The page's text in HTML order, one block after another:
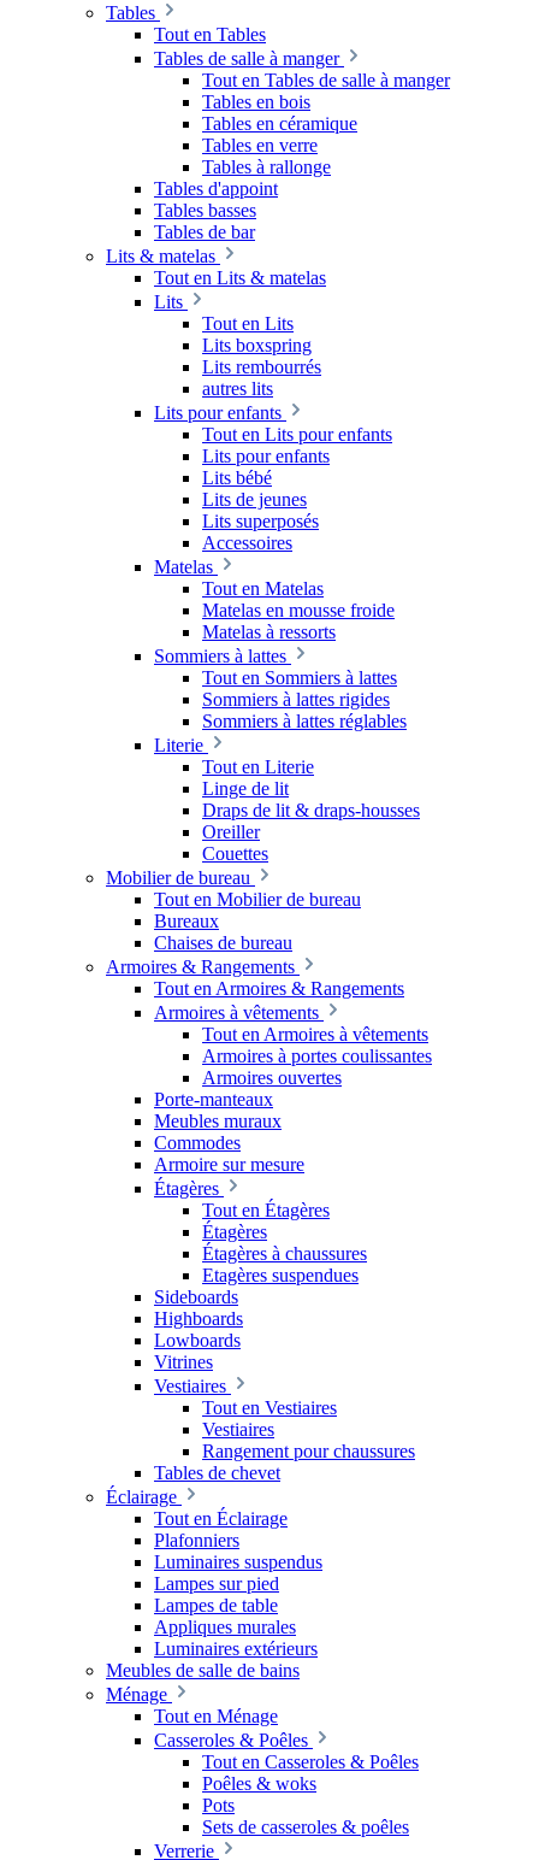
Tables
Tout en Tables
Tables de salle à manger
Tout en Tables de salle à manger
Tables en bois
Tables en céramique
Tables en verre
Tables à rallonge
Tables d'appoint
Tables basses
Tables de bar
Lits & matelas
Tout en Lits & matelas
Lits
Tout en Lits
Lits boxspring
Lits rembourrés
autres lits
Lits pour enfants
Tout en Lits pour enfants
Lits pour enfants
Lits bébé
Lits de jeunes
Lits superposés
Accessoires
Matelas
Tout en Matelas
Matelas en mousse froide
Matelas à ressorts
Sommiers à lattes
Tout en Sommiers à lattes
Sommiers à lattes rigides
Sommiers à lattes réglables
Literie
Tout en Literie
Linge de lit
Draps de lit & draps-housses
Oreiller
Couettes
Mobilier de bureau
Tout en Mobilier de bureau
Bureaux
Chaises de bureau
Armoires & Rangements
Tout en Armoires & Rangements
Armoires à vêtements
Tout en Armoires à vêtements
Armoires à portes coulissantes
Armoires ouvertes
Porte-manteaux
Meubles muraux
Commodes
Armoire sur mesure
Étagères
Tout en Étagères
Étagères
Étagères à chaussures
Etagères suspendues
Sideboards
Highboards
Lowboards
Vitrines
Vestiaires
Tout en Vestiaires
Vestiaires
Rangement pour chaussures
Tables de chevet
Éclairage
Tout en Éclairage
Plafonniers
Luminaires suspendus
Lampes sur pied
Lampes de table
Appliques murales
Luminaires extérieurs
Meubles de salle de bains
Ménage
Tout en Ménage
Casseroles & Poêles
Tout en Casseroles & Poêles
Poêles & woks
Pots
Sets de casseroles & poêles
Verrerie